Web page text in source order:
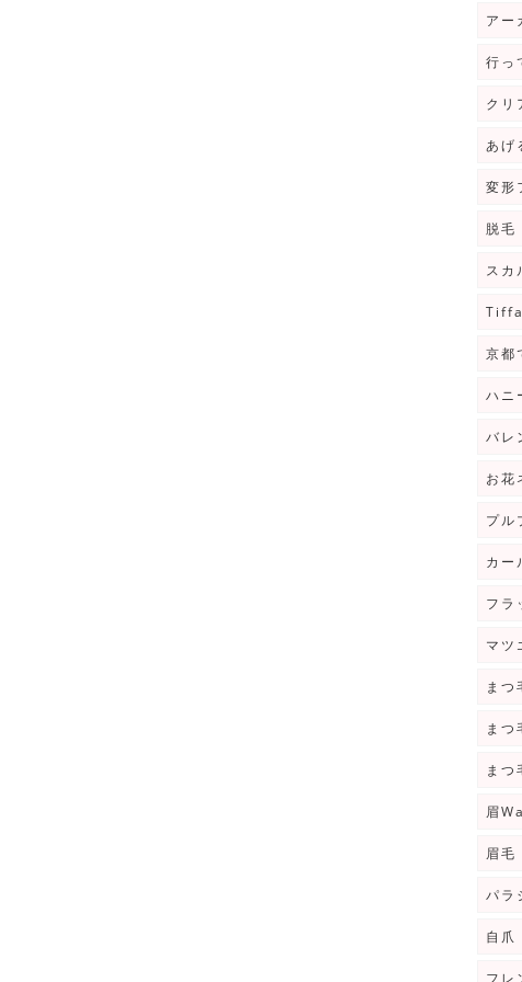
アー
行っ
クリ
あげ
変形
脱毛
スカ
京都
ハニ
バレ
お花
プル
カー
フ
マ
まつ
ま
ま
眉
眉
パラ
自
フレ